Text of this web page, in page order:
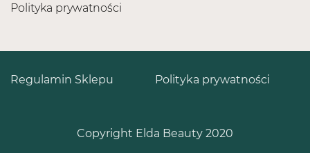
Polityka prywatności
Copyright Elda Beauty 2020
Polityka prywatności
Regulamin Sklepu